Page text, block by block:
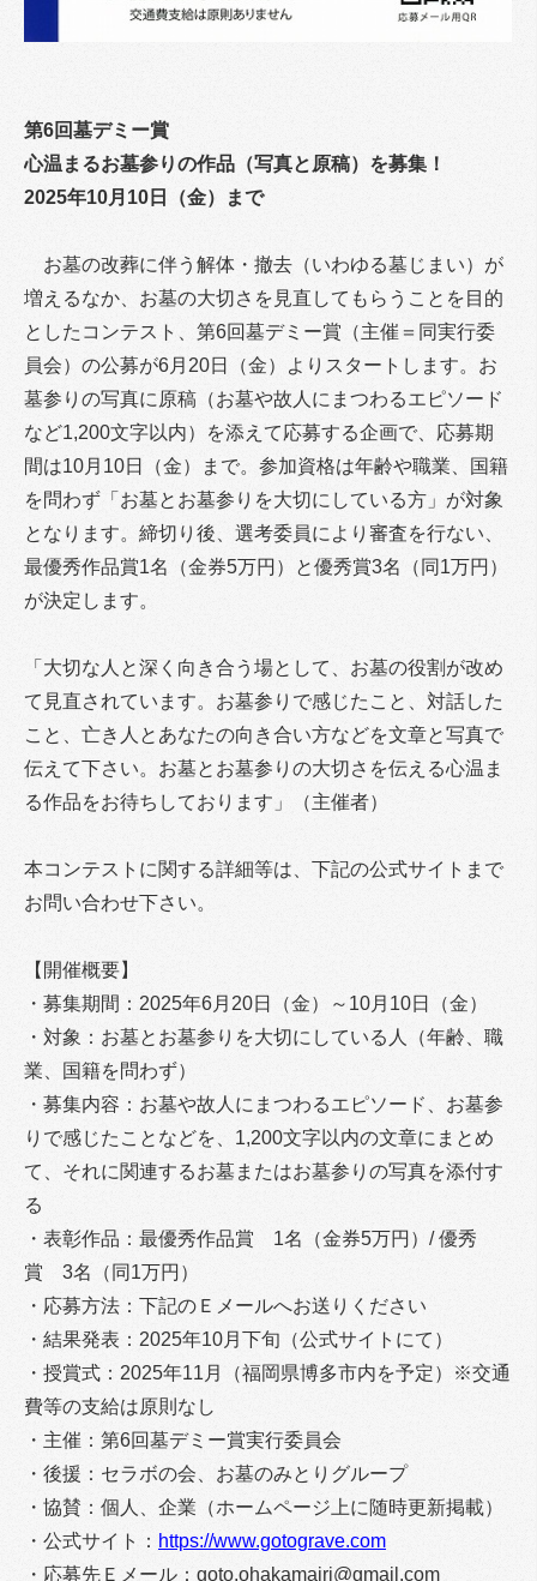
第6回墓デミー賞
心温まるお墓参りの作品（写真と原稿）を募集！
2025年10月10日（金）まで
お墓の改葬に伴う解体・撤去（いわゆる墓じまい）が
増えるなか、お墓の大切さを見直してもらうことを目的
としたコンテスト、第6回墓デミー賞（主催＝同実行委
員会）の公募が6月20日（金）よりスタートします。お
墓参りの写真に原稿（お墓や故人にまつわるエピソード
など1,200文字以内）を添えて応募する企画で、応募期
間は10月10日（金）まで。参加資格は年齢や職業、国籍
を問わず「お墓とお墓参りを大切にしている方」が対象
となります。締切り後、選考委員により審査を行ない、
最優秀作品賞1名（金券5万円）と優秀賞3名（同1万円）
が決定します。
「大切な人と深く向き合う場として、お墓の役割が改め
て見直されています。お墓参りで感じたこと、対話した
こと、亡き人とあなたの向き合い方などを文章と写真で
伝えて下さい。お墓とお墓参りの大切さを伝える心温ま
る作品をお待ちしております」（主催者）
本コンテストに関する詳細等は、下記の公式サイトまで
お問い合わせ下さい。
【開催概要】
・募集期間：2025年6月20日（金）～10月10日（金）
・対象：お墓とお墓参りを大切にしている人（年齢、職
業、国籍を問わず）
・募集内容：お墓や故人にまつわるエピソード、お墓参
りで感じたことなどを、1,200文字以内の文章にまとめ
て、それに関連するお墓またはお墓参りの写真を添付す
る
・表彰作品：最優秀作品賞 1名（金券5万円）/ 優秀
賞 3名（同1万円）
・応募方法：下記のＥメールへお送りください
・結果発表：2025年10月下旬（公式サイトにて）
・授賞式：2025年11月（福岡県博多市内を予定）※交通
費等の支給は原則なし
・主催：第6回墓デミー賞実行委員会
・後援：セラボの会、お墓のみとりグループ
・協賛：個人、企業（ホームページ上に随時更新掲載）
・公式サイト： https://www.gotograve.com
・応募先Ｅメール：goto.ohakamairi@gmail.com